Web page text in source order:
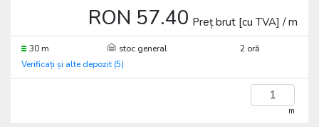
RON 57.40 Preț brut [cu TVA] / m
30 m stoc general
2 oră
Verificați și alte depozit (5)
m